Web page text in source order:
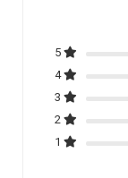
5
4
3
2
1